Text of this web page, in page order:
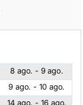
8 ago. - 9 ago.
9 ago. - 10 ago.
14 ago. - 16 ago.